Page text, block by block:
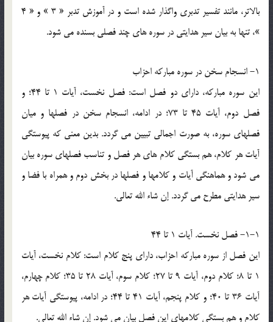
بالاتر، مانند تفسير تدبري واگذار شده است و در آموزش تدبر « 3 » و « 4
»، تنها به بيان سير هدايتي در سوره هاي چند فصلي بسنده مي شود.
1- انسجام سخن در سوره مبارکه احزاب
اين سوره مبارکه، داراي دو فصل است: فصل نخست، آيات 1 تا 44؛ و
فصل دوم، آيات 45 تا 73؛ در ادامه، انسجام سخن در فصلها و ميان
فصلهاي سوره، به صورت اجمالي تبيين مي گردد. بدين معني که پيوستگي
آيات هر کلام، هم بستگي کلام هاي هر فصل و تناسب فصلهاي سوره بيان
مي شود و هماهنگي آيات و کلامها و فصلها در بخش دوم و همراه با فضا و
سير هدايتي مطرح مي گردد. إن شاء الله تعالي.
1-1- فصل نخست. آيات 1 تا 44
اين فصل از سوره مبارکه احزاب، داراي پنج کلام است: کلام نخست، آيات
1 تا 8؛ کلام دوم، آيات 9 تا 27؛ کلام سوم، آيات 28 تا 35؛ کلام چهارم،
آيات 36 تا 40؛ و کلام پنجم، آيات 41 تا 44؛ در ادامه، پيوستگي آيات هر
کلام و هم بستگي کلامهاي اين فصل بيان مي شود. إن شاء الله تعالي.